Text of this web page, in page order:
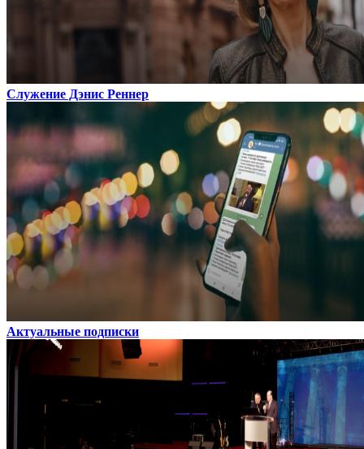
Служение Дэнис Реннер
Актуальные подписки